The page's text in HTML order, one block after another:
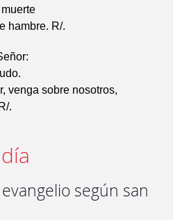
hambre. R/.
venga sobre nosotros,
.
según san